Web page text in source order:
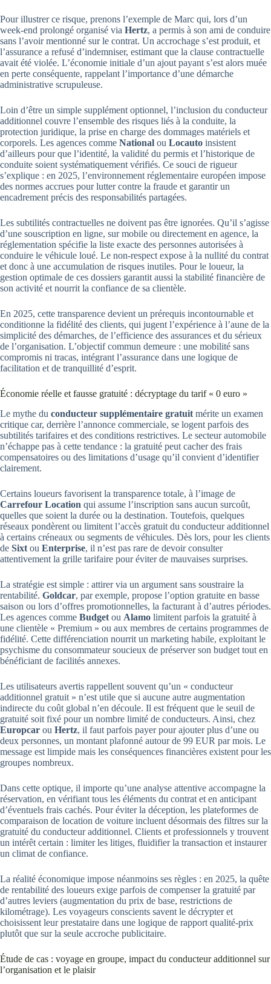
Pour illustrer ce risque, prenons l’exemple de Marc qui, lors d’un
week-end prolongé organisé via Hertz, a permis à son ami de conduire
sans l’avoir mentionné sur le contrat. Un accrochage s’est produit, et
l’assurance a refusé d’indemniser, estimant que la clause contractuelle
avait été violée. L’économie initiale d’un ajout payant s’est alors muée
en perte conséquente, rappelant l’importance d’une démarche
administrative scrupuleuse.
Loin d’être un simple supplément optionnel, l’inclusion du conducteur
additionnel couvre l’ensemble des risques liés à la conduite, la
protection juridique, la prise en charge des dommages matériels et
corporels. Les agences comme National ou Locauto insistent
d’ailleurs pour que l’identité, la validité du permis et l’historique de
conduite soient systématiquement vérifiés. Ce souci de rigueur
s’explique : en 2025, l’environnement réglementaire européen impose
des normes accrues pour lutter contre la fraude et garantir un
encadrement précis des responsabilités partagées.
Les subtilités contractuelles ne doivent pas être ignorées. Qu’il s’agisse
d’une souscription en ligne, sur mobile ou directement en agence, la
réglementation spécifie la liste exacte des personnes autorisées à
conduire le véhicule loué. Le non-respect expose à la nullité du contrat
et donc à une accumulation de risques inutiles. Pour le loueur, la
gestion optimale de ces dossiers garantit aussi la stabilité financière de
son activité et nourrit la confiance de sa clientèle.
En 2025, cette transparence devient un prérequis incontournable et
conditionne la fidélité des clients, qui jugent l’expérience à l’aune de la
simplicité des démarches, de l’efficience des assurances et du sérieux
de l’organisation. L’objectif commun demeure : une mobilité sans
compromis ni tracas, intégrant l’assurance dans une logique de
facilitation et de tranquillité d’esprit.
Économie réelle et fausse gratuité : décryptage du tarif « 0 euro »
Le mythe du conducteur supplémentaire gratuit mérite un examen
critique car, derrière l’annonce commerciale, se logent parfois des
subtilités tarifaires et des conditions restrictives. Le secteur automobile
n’échappe pas à cette tendance : la gratuité peut cacher des frais
compensatoires ou des limitations d’usage qu’il convient d’identifier
clairement.
Certains loueurs favorisent la transparence totale, à l’image de
Carrefour Location qui assume l’inscription sans aucun surcoût,
quelles que soient la durée ou la destination. Toutefois, quelques
réseaux pondèrent ou limitent l’accès gratuit du conducteur additionnel
à certains créneaux ou segments de véhicules. Dès lors, pour les clients
de Sixt ou Enterprise, il n’est pas rare de devoir consulter
attentivement la grille tarifaire pour éviter de mauvaises surprises.
La stratégie est simple : attirer via un argument sans soustraire la
rentabilité. Goldcar, par exemple, propose l’option gratuite en basse
saison ou lors d’offres promotionnelles, la facturant à d’autres périodes.
Les agences comme Budget ou Alamo limitent parfois la gratuité à
une clientèle « Premium » ou aux membres de certains programmes de
fidélité. Cette différenciation nourrit un marketing habile, exploitant le
psychisme du consommateur soucieux de préserver son budget tout en
bénéficiant de facilités annexes.
Les utilisateurs avertis rappellent souvent qu’un « conducteur
additionnel gratuit » n’est utile que si aucune autre augmentation
indirecte du coût global n’en découle. Il est fréquent que le seuil de
gratuité soit fixé pour un nombre limité de conducteurs. Ainsi, chez
Europcar ou Hertz, il faut parfois payer pour ajouter plus d’une ou
deux personnes, un montant plafonné autour de 99 EUR par mois. Le
message est limpide mais les conséquences financières existent pour les
groupes nombreux.
Dans cette optique, il importe qu’une analyse attentive accompagne la
réservation, en vérifiant tous les éléments du contrat et en anticipant
d’éventuels frais cachés. Pour éviter la déception, les plateformes de
comparaison de location de voiture incluent désormais des filtres sur la
gratuité du conducteur additionnel. Clients et professionnels y trouvent
un intérêt certain : limiter les litiges, fluidifier la transaction et instaurer
un climat de confiance.
La réalité économique impose néanmoins ses règles : en 2025, la quête
de rentabilité des loueurs exige parfois de compenser la gratuité par
d’autres leviers (augmentation du prix de base, restrictions de
kilométrage). Les voyageurs conscients savent le décrypter et
choisissent leur prestataire dans une logique de rapport qualité-prix
plutôt que sur la seule accroche publicitaire.
Étude de cas : voyage en groupe, impact du conducteur additionnel sur
l’organisation et le plaisir